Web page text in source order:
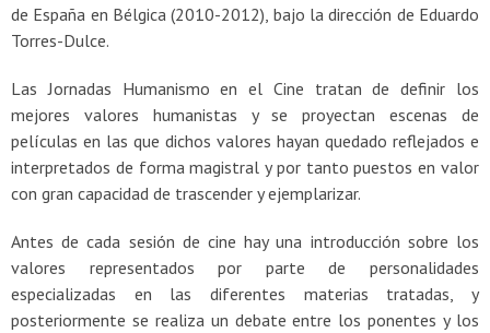
de España en Bélgica (2010-2012), bajo la dirección de Eduardo
Torres-Dulce.
Las Jornadas Humanismo en el Cine tratan de definir los
mejores valores humanistas y se proyectan escenas de
películas en las que dichos valores hayan quedado reflejados e
interpretados de forma magistral y por tanto puestos en valor
con gran capacidad de trascender y ejemplarizar.
Antes de cada sesión de cine hay una introducción sobre los
valores representados por parte de personalidades
especializadas en las diferentes materias tratadas, y
posteriormente se realiza un debate entre los ponentes y los